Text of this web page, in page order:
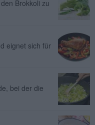
Brokkoli zu
eignet sich für
bei der die